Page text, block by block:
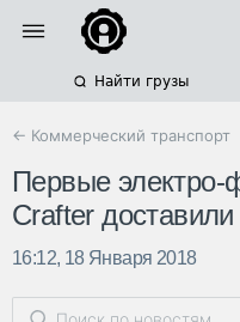
Найти грузы
← Коммерческий транспорт
Первые электро-
Crafter
16:12, 18 Января 2018